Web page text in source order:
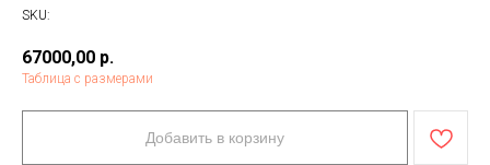
SKU:
67000,00 р.
Таблица с размерами
Добавить в корзину